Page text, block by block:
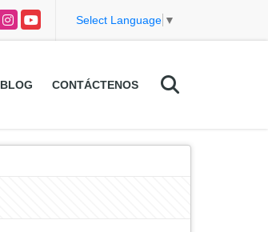
InstagramYouTube Select Language ▼
BLOG CONTÁCTENOS